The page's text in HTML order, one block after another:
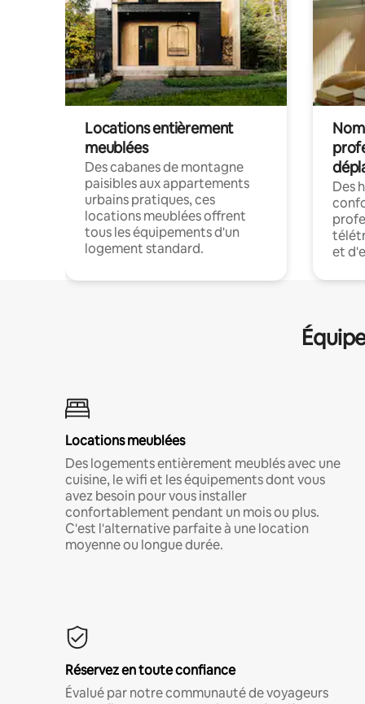
Locations entièrement
meublées
Des cabanes de montagne
paisibles aux appartements
urbains pratiques, ces
locations meublées offrent
tous les équipements d'un
logement standard.
Des
et
Locations meublées
Des logements entièrement meublés avec une
cuisine, le wifi et les équipements dont vous
avez besoin pour vous installer
confortablement pendant un mois ou plus.
C'est l'alternative parfaite à une location
moyenne ou longue durée.
Réservez en toute confiance
Évalué par notre communauté de voyageurs